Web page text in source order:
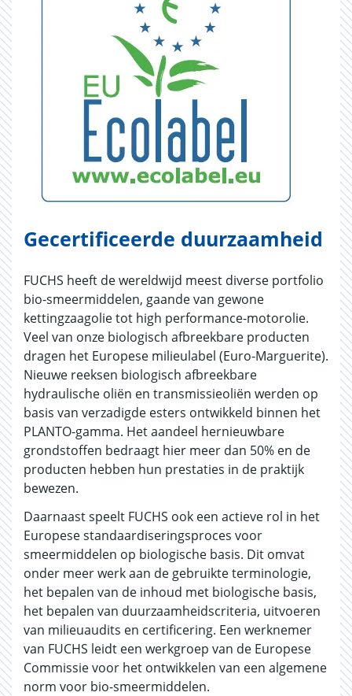
Gecertificeerde duurzaamheid
FUCHS heeft de wereldwijd meest diverse portfolio
bio-smeermiddelen, gaande van gewone
kettingzaagolie tot high performance-motorolie.
Veel van onze biologisch afbreekbare producten
dragen het Europese milieulabel (Euro-Marguerite).
Nieuwe reeksen biologisch afbreekbare
hydraulische oliën en transmissieoliën werden op
basis van verzadigde esters ontwikkeld binnen het
PLANTO-gamma. Het aandeel hernieuwbare
grondstoffen bedraagt hier meer dan 50% en de
producten hebben hun prestaties in de praktijk
bewezen.
Daarnaast speelt FUCHS ook een actieve rol in het
Europese standaardiseringsproces voor
smeermiddelen op biologische basis. Dit omvat
onder meer werk aan de gebruikte terminologie,
het bepalen van de inhoud met biologische basis,
het bepalen van duurzaamheidscriteria, uitvoeren
van milieuaudits en certificering. Een werknemer
van FUCHS leidt een werkgroep van de Europese
Commissie voor het ontwikkelen van een algemene
norm voor bio-smeermiddelen.